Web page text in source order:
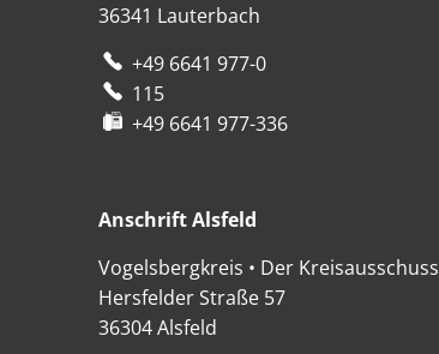
36341 Lauterbach
+49 6641 977-0
115
+49 6641 977-336
Anschrift Alsfeld
Vogelsbergkreis • Der Kreisausschuss
Hersfelder Straße 57
36304Alsfeld